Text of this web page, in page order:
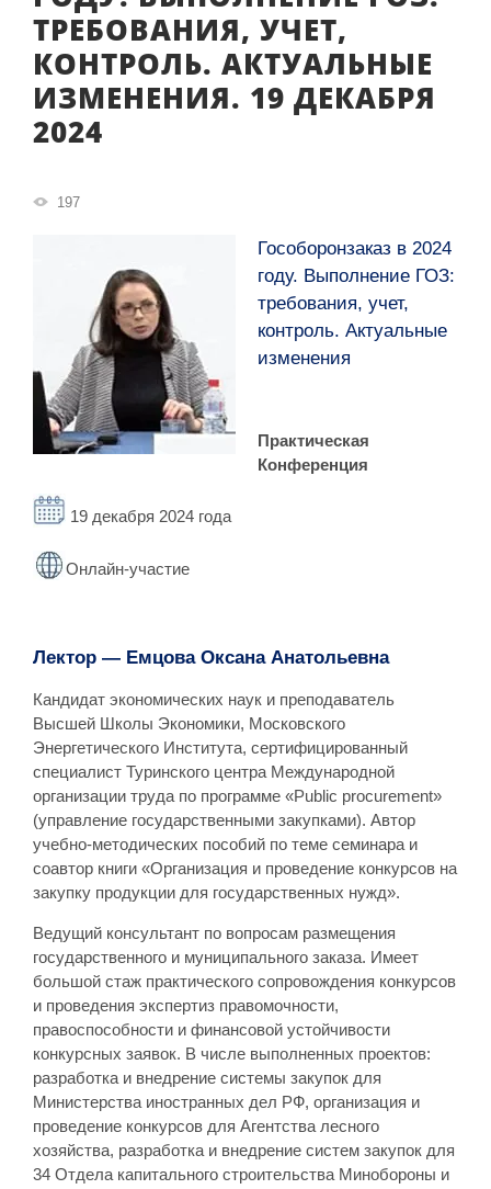
ТРЕБОВАНИЯ, УЧЕТ,
КОНТРОЛЬ. АКТУАЛЬНЫЕ
ИЗМЕНЕНИЯ. 19 ДЕКАБРЯ
2024
197
Гособоронзаказ в 2024
году. Выполнение ГОЗ:
требования, учет,
контроль. Актуальные
изменения
Практическая
Конференция
19 декабря 2024 года
Онлайн-участие
Лектор — Емцова Оксана Анатольевна
Кандидат экономических наук и преподаватель
Высшей Школы Экономики, Московского
Энергетического Института, сертифицированный
специалист Туринского центра Международной
организации труда по программе «Public procurement»
(управление государственными закупками). Автор
учебно-методических пособий по теме семинара и
соавтор книги «Организация и проведение конкурсов на
закупку продукции для государственных нужд».
Ведущий консультант по вопросам размещения
государственного и муниципального заказа. Имеет
большой стаж практического сопровождения конкурсов
и проведения экспертиз правомочности,
правоспособности и финансовой устойчивости
конкурсных заявок. В числе выполненных проектов:
разработка и внедрение системы закупок для
Министерства иностранных дел РФ, организация и
проведение конкурсов для Агентства лесного
хозяйства, разработка и внедрение систем закупок для
34 Отдела капитального строительства Минобороны и